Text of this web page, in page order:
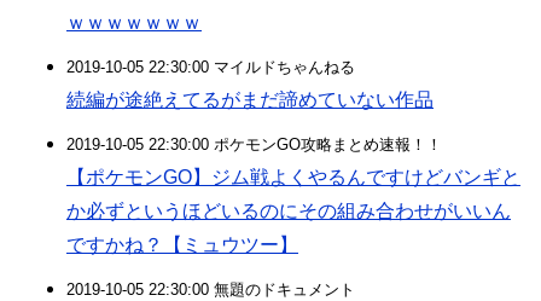
ｗｗｗｗｗｗｗ
2019-10-05 22:30:00 マイルドちゃんねる
続編が途絶えてるがまだ諦めていない作品
2019-10-05 22:30:00 ポケモンGO攻略まとめ速報！！
【ポケモンGO】ジム戦よくやるんですけどバンギと
か必ずというほどいるのにその組み合わせがいいん
ですかね？【ミュウツー】
2019-10-05 22:30:00 無題のドキュメント